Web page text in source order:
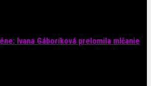
Ivana Gáboríková prelomila mlčanie